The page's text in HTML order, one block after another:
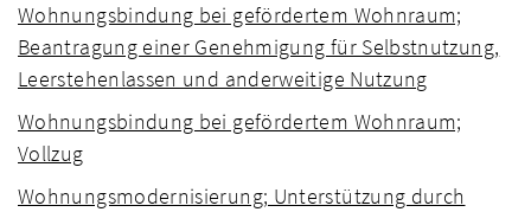
Wohnungsbindung bei gefördertem Wohnraum;
Beantragung einer Genehmigung für Selbstnutzung,
Leerstehenlassen und anderweitige Nutzung
Wohnungsbindung bei gefördertem Wohnraum;
Vollzug
Wohnungsmodernisierung; Unterstützung durch